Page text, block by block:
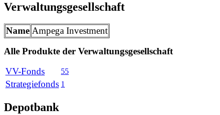
Verwaltungsgesellschaft
Name Ampega Investment
Alle Produkte der Verwaltungsgesellschaft
VV-Fonds
55
Strategiefonds 1
Depotbank